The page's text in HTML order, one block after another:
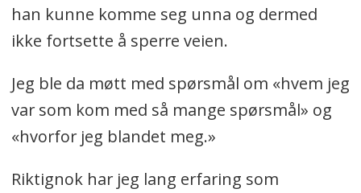
han kunne komme seg unna og dermed
ikke fortsette å sperre veien.
Jeg ble da møtt med spørsmål om «hvem jeg
var som kom med så mange spørsmål» og
«hvorfor jeg blandet meg.»
Riktignok har jeg lang erfaring som